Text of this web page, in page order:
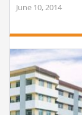
June 10, 2014